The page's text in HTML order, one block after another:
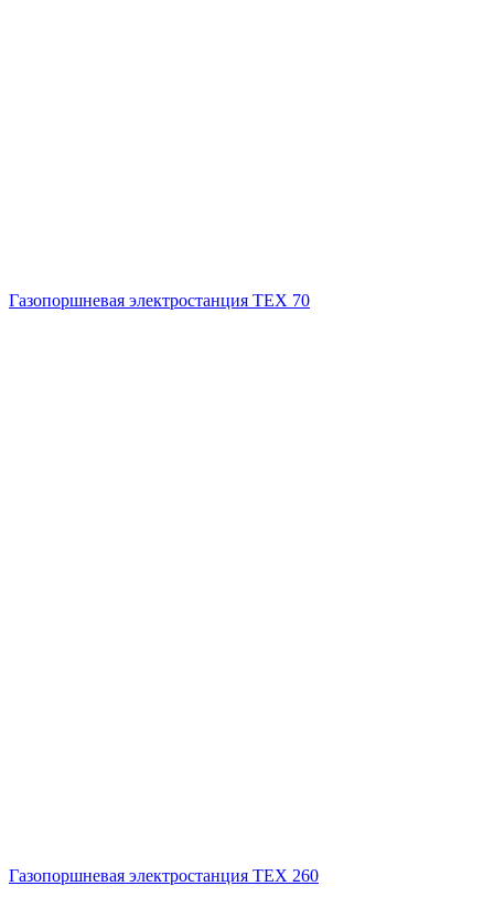
Газопоршневая электростанция ТЕХ 70
Газопоршневая электростанция ТЕХ 260